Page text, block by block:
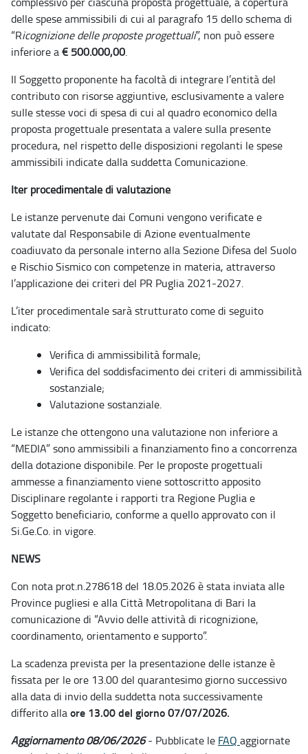
delle spese ammissibili di cui al paragrafo 15 dello schema di
“Ricognizione delle proposte progettuali”, non può essere
inferiore a€ 500.000,00.
Il Soggetto proponente ha facoltà di integrare l’entità del
contributo con risorse aggiuntive, esclusivamente a valere
sulle stesse voci di spesa di cui al quadro economico della
proposta progettuale presentata a valere sulla presente
procedura, nel rispetto delle disposizioni regolanti le spese
ammissibili indicate dalla suddetta Comunicazione.
Iter procedimentale di valutazione
Le istanze pervenute dai Comuni vengono verificate e
valutate dal Responsabile di Azione eventualmente
coadiuvato da personale interno alla Sezione Difesa del Suolo
e Rischio Sismico con competenze in materia, attraverso
l’applicazione dei criteri del PR Puglia 2021-2027.
L’iter procedimentale sarà strutturato come di seguito
indicato:
Verifica di ammissibilità formale;
Verifica del soddisfacimento dei criteri di ammissibilità
sostanziale;
Valutazione sostanziale.
Le istanze che ottengono una valutazione non inferiore a
“MEDIA” sono ammissibili a finanziamento fino a concorrenza
della dotazione disponibile. Per le proposte progettuali
ammesse a finanziamento viene sottoscritto apposito
Disciplinare regolante i rapporti tra Regione Puglia e
Soggetto beneficiario, conforme a quello approvato con il
Si.Ge.Co. in vigore.
NEWS
Con nota prot.n.278618 del 18.05.2026 è stata inviata alle
Province pugliesi e alla Città Metropolitana di Bari la
comunicazione di “Avvio delle attività di ricognizione,
coordinamento, orientamento e supporto”.
La scadenza prevista per la presentazione delle istanze è
fissata per le ore 13.00 del quarantesimo giorno successivo
alla data di invio della suddetta nota successivamente
differito allaore 13.00 del giorno07/07/2026.
Aggiornamento 08/06/2026- Pubblicate le FAQ aggiornate